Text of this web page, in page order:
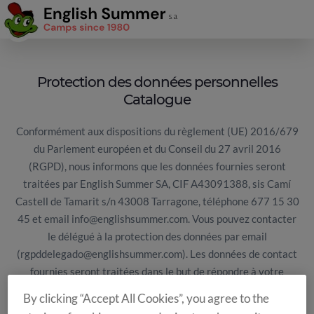
Protection des données personnelles
Catalogue
Conformément aux dispositions du règlement (UE) 2016/679
du Parlement européen et du Conseil du 27 avril 2016
(RGPD), nous informons que les données fournies seront
traitées par English Summer SA, CIF A43091388, sis Camí
Castell de Tamarit s/n 43008 Tarragone, téléphone 677 15 30
45 et email info@englishsummer.com. Vous pouvez contacter
le délégué à la protection des données par email
(rgpddelegado@englishsummer.com). Les données de contact
fournies seront traitées dans le but de répondre à votre
l’envoi postérieur d’informations, via tous types de
By clicking “Accept All Cookies”, you agree to the